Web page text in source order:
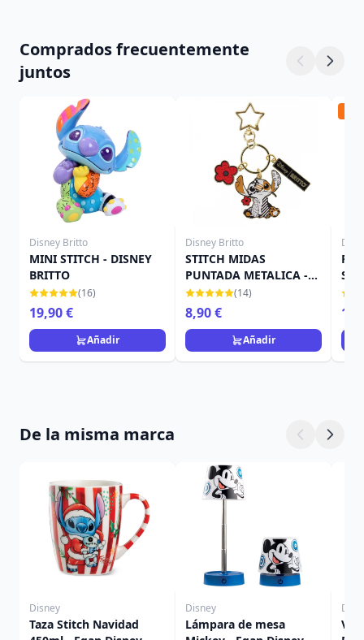
Comprados frecuentemente
juntos
Disney Britto
MINI STITCH - DISNEY
BRITTO
(16)
19,90 €
Añadir
Disney Britto
STITCH MIDAS
PUNTADA METALICA -
DISNEY BRITTO
(14)
8,90 €
Añadir
De la misma marca
Disney
Taza Stitch Navidad
Disney
Lámpara de mesa